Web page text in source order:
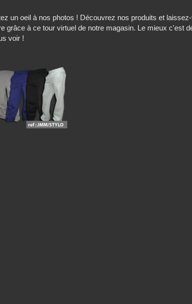
un oeil à nos photos ! Découvrez nos produits et
grâce à ce tour virtuel de notre magasin. Le mieux c'est
voir !